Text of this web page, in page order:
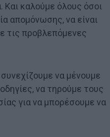
καλούμε όλους όσοι
απομόνωσης, να είναι
τις προβλεπόμενες
να μένουμε
να τηρούμε τους
για να μπορέσουμε να